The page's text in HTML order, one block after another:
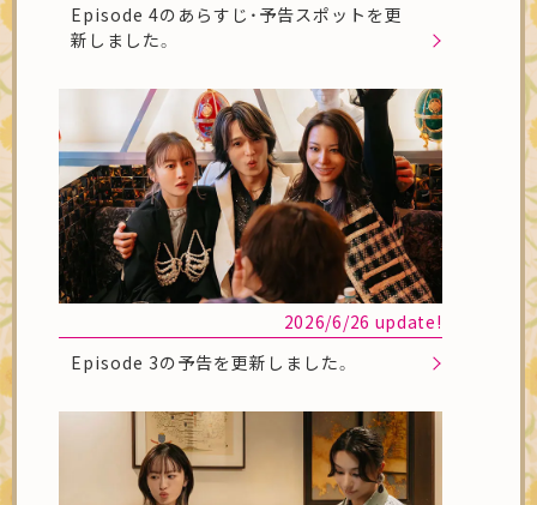
Episode 4のあらすじ・予告スポットを更
新しました。
2026/6/26 update!
Episode 3の予告を更新しました。